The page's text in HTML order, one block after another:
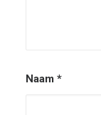
Naam *